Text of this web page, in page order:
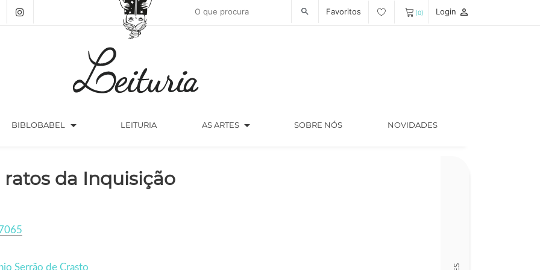
search Favoritos (0) Login person_outline
BIBLOBABEL arrow_drop_down LEITURIA AS ARTES arrow_drop_down SOBRE NÓS NOVIDADES
ratos da Inquisição
Serrão de Crasto